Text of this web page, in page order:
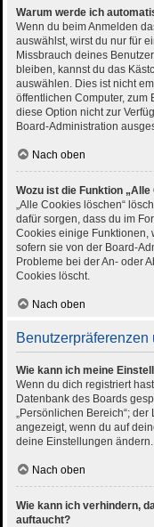
Warum werde ich
Wenn du beim Anmelden
auswählst, wirst du nur für
Missbrauch deines
bleiben, kannst du das
auswählen. Dies ist nicht
öffentlichen Computer, zum
diese Option nicht zur
Board-Administration
Nach oben
Wozu ist die Funktion
„Alle Cookies löschen“
dafür sorgen, dass du im
Cookies einige Funktionen,
sofern sie von der Board-
Probleme bei der An- oder
Cookies löscht.
Nach oben
Wie kann ich meine
Wenn du dich registriert
Datenbank des Boards
„Persönlichen Bereich“;
angezeigt, wenn du auf
deine Einstellungen ändern.
Nach oben
Wie kann ich verhindern,
auftaucht?